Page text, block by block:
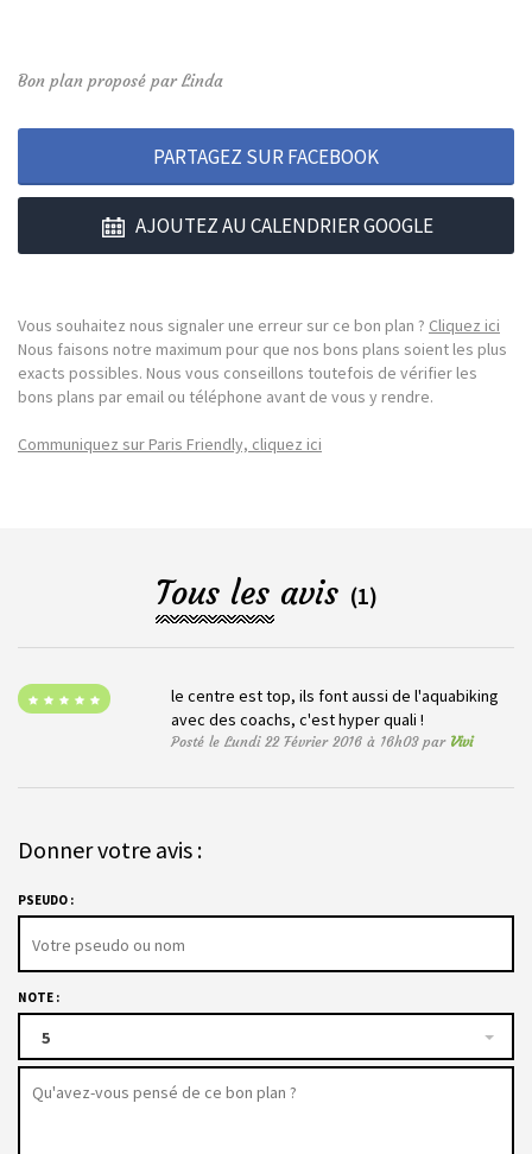
Bon plan proposé par Linda
PARTAGEZ SUR FACEBOOK
AJOUTEZ AU CALENDRIER GOOGLE
Vous souhaitez nous signaler une erreur sur ce bon plan ? Cliquez ici
Nous faisons notre maximum pour que nos bons plans soient les plus
exacts possibles. Nous vous conseillons toutefois de vérifier les
bons plans par email ou téléphone avant de vous y rendre.
Communiquez sur Paris Friendly, cliquez ici
Tous les avis (1)
le centre est top, ils font aussi de l'aquabiking
avec des coachs, c'est hyper quali !
Posté le Lundi 22 Février 2016 à 16h03 par Vivi
Donner votre avis :
PSEUDO :
NOTE :
5